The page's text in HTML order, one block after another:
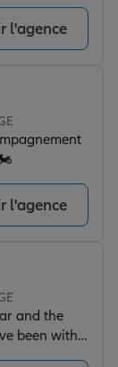
l'agence
🏍
l'agence
and the
been with